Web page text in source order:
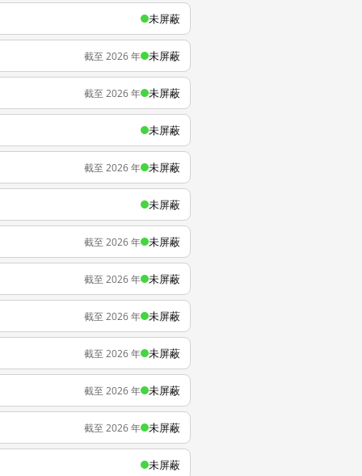
未屏蔽
截至 2026 年 未屏蔽
截至 2026 年 未屏蔽
未屏蔽
截至 2026 年 未屏蔽
未屏蔽
截至 2026 年 未屏蔽
截至 2026 年 未屏蔽
截至 2026 年 未屏蔽
截至 2026 年 未屏蔽
截至 2026 年 未屏蔽
截至 2026 年 未屏蔽
未屏蔽